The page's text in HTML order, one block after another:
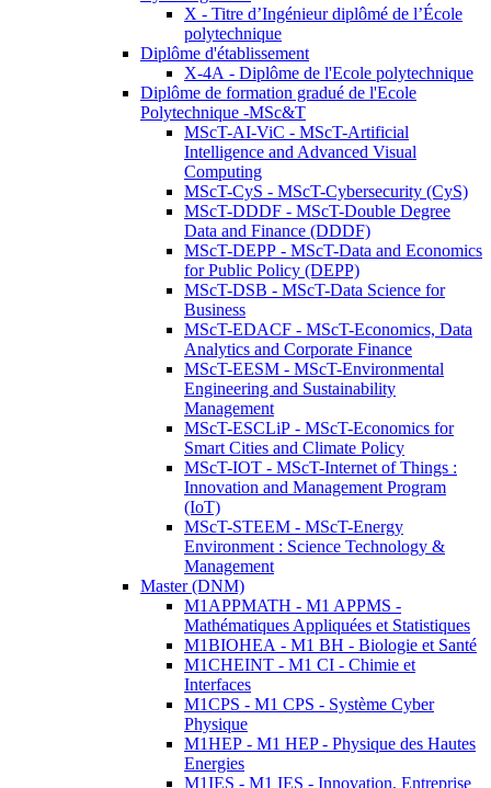
X - Titre d’Ingénieur diplômé de l’École
polytechnique
Diplôme d'établissement
X-4A - Diplôme de l'Ecole polytechnique
Diplôme de formation gradué de l'Ecole
Polytechnique -MSc&T
MScT-AI-ViC - MScT-Artificial
Intelligence and Advanced Visual
Computing
MScT-CyS - MScT-Cybersecurity (CyS)
MScT-DDDF - MScT-Double Degree
Data and Finance (DDDF)
MScT-DEPP - MScT-Data and Economics
for Public Policy (DEPP)
MScT-DSB - MScT-Data Science for
Business
MScT-EDACF - MScT-Economics, Data
Analytics and Corporate Finance
MScT-EESM - MScT-Environmental
Engineering and Sustainability
Management
MScT-ESCLiP - MScT-Economics for
Smart Cities and Climate Policy
MScT-IOT - MScT-Internet of Things :
Innovation and Management Program
(IoT)
MScT-STEEM - MScT-Energy
Environment : Science Technology &
Management
Master (DNM)
M1APPMATH - M1 APPMS -
Mathématiques Appliquées et Statistiques
M1BIOHEA - M1 BH - Biologie et Santé
M1CHEINT - M1 CI - Chimie et
Interfaces
M1CPS - M1 CPS - Système Cyber
Physique
M1HEP - M1 HEP - Physique des Hautes
Energies
M1IES - M1 IES - Innovation, Entreprise